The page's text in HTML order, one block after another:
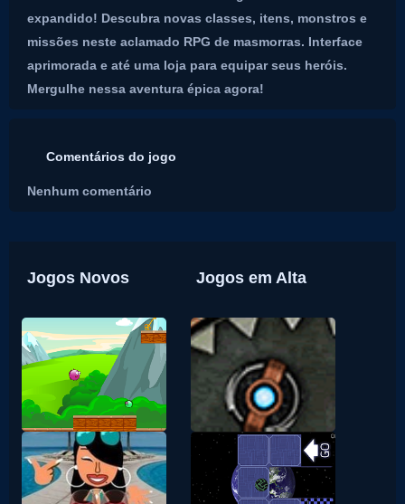
expandido! Descubra novas classes, itens, monstros e
missões neste aclamado RPG de masmorras. Interface
aprimorada e até uma loja para equipar seus heróis.
Mergulhe nessa aventura épica agora!
Comentários do jogo
Nenhum comentário
Jogos Novos Jogos em Alta